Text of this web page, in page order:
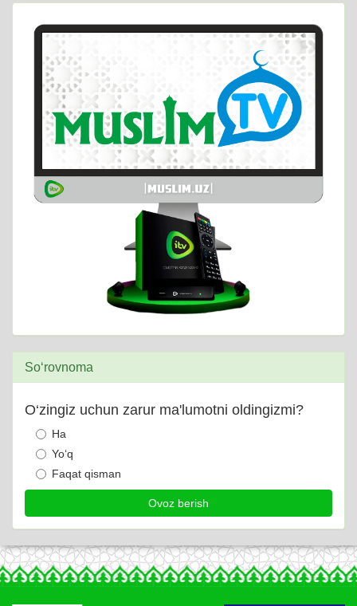
So‘rovnoma
O‘zingiz uchun zarur ma'lumotni oldingizmi?
Ha
Yo‘q
Faqat qisman